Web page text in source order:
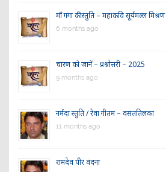
माँ गंगा की स्तुति – महाकवि सूर्यमल्ल मिश्रण
6 months ago
चारण को जानें – प्रश्नोत्तरी – 2025
9 months ago
नर्मदा स्तुति / रेवा गीतम – वसंततिलका
11 months ago
रामदेव पीर वंदना